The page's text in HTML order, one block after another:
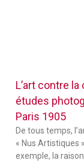
L’art contre
études
Paris 1905
De tous temps,
« Nus Artistiques
exemple, la